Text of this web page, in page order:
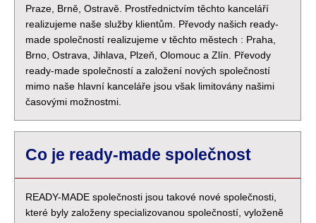
Praze, Brně, Ostravě. Prostřednictvím těchto kanceláří
realizujeme naše služby klientům. Převody našich ready-
made společností realizujeme v těchto městech : Praha,
Brno, Ostrava, Jihlava, Plzeň, Olomouc a Zlín. Převody
ready-made společností a založení nových společností
mimo naše hlavní kanceláře jsou však limitovány našimi
časovými možnostmi.
Co je ready-made společnost
READY-MADE společnosti jsou takové nové společnosti,
které byly založeny specializovanou společností, vyloženě